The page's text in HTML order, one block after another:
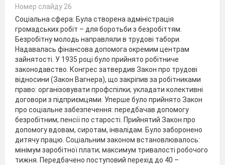
Номер слайду 26
Соціальна сфера: Була створена адміністрація
громадських робіт – для боротьби з безробіттям.
Безробітну молодь направляли в трудові табори.
Надавалась фінансова допомога окремим центрам
зайнятості. У 1935 році було прийнято робітниче
законодавство. Конгрес затвердив Закон про трудові
відносини (Закон Вагнера), що закріпив за робітниками
право: організовувати профспілки; укладати колективні
договори з підприємцями. Уперше було прийнято Закон
про соціальне забезпечення: передбачав допомогу
безробітним; пенсії по старості. Прийнятий Закон про
допомогу вдовам, сиротам, інвалідам. Було заборонено
дитячу працю. Соціальним законом встановлювалось:
мінімум заробітної плати; максимум тривалості робочого
тижня. Передбачено поступовий перехід до 40 –